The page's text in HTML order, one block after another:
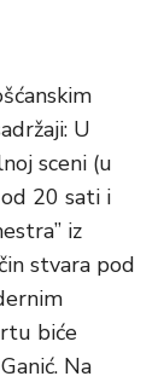
U
sceni (u
20 sati i
iz
stvara pod
biće
Na